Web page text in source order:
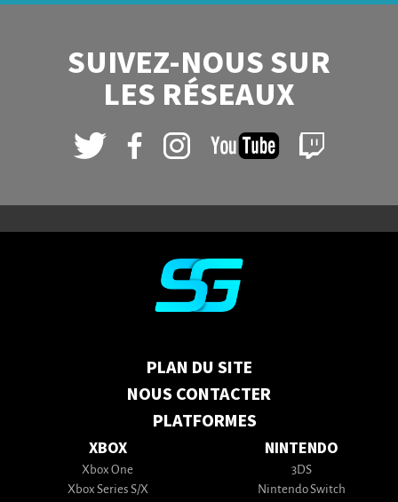
SUIVEZ-NOUS SUR
LES RÉSEAUX
PLAN DU SITE
NOUS CONTACTER
PLATFORMES
XBOX
Xbox One
Xbox Series S/X
NINTENDO
3DS
Nintendo Switch